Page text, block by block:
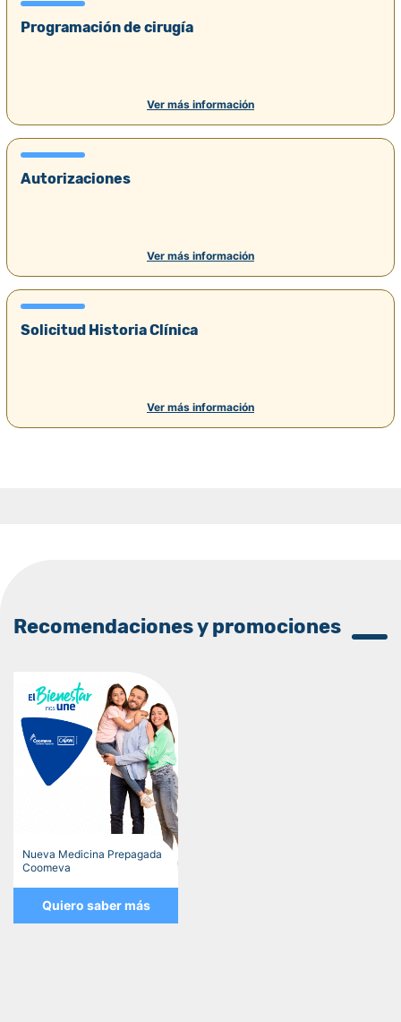
Programación de cirugía
Ver más información
Autorizaciones
Ver más información
Solicitud Historia Clínica
Ver más información
Recomendaciones y promociones
Nueva Medicina Prepagada
Coomeva
Quiero saber más